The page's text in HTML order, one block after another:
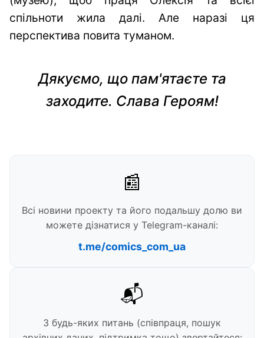
спільноти жила далі. Але наразі ця
перспектива повита туманом.
Дякуємо, що пам'ятаєте та
заходите. Слава Героям!
📰
Всі новини проекту та його подальшу долю ви
можете дізнатися у Telegram-каналі:
t.me/comics_com_ua
📬
З будь-яких питань (співпраця, пошук